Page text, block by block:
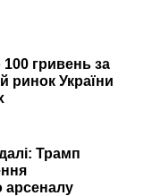
100 гривень за
ринок України
Трамп
арсеналу